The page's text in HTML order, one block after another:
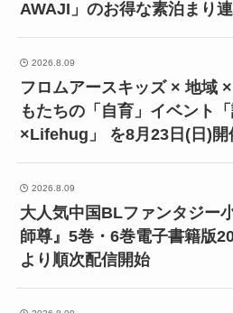
AWAJI」のお得な素泊まり
2026.8.09
フロムアースキッズ × 地域
もたちの「自育」イベント
×Lifehug」 を8月23日(日)開
2026.8.09
大人気中国BLファンタジー
師尊』5巻・6巻電子書籍版
より順次配信開始